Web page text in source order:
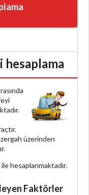
üzerinden
hesaplanmaktadır.
Faktörler